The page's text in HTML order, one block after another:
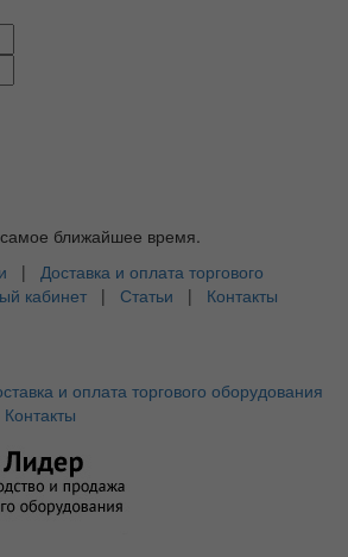
ближайшее время.
| Доставка и оплата торгового
кабинет | Статьи | Контакты
и оплата торгового оборудования
Контакты